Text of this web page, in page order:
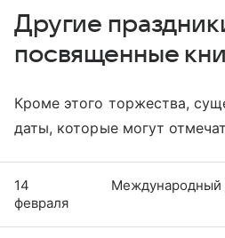
Другие
посвященные
Кроме этого торжества,
даты, которые могут
14
февраля
Международный